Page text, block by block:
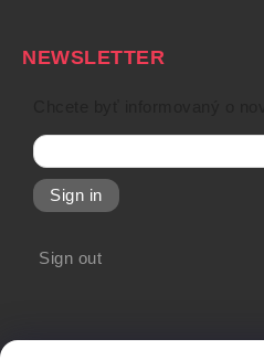
NEWSLETTER
Sign in
Sign out